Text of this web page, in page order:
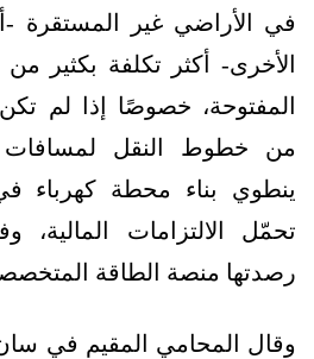
في الأراضي غير المستقرة -
الأخرى- أكثر تكلفة بكثير
المفتوحة، خصوصًا إذا لم
من خطوط النقل لمسافات
ينطوي بناء محطة
تحمّل الالتزامات المالية،
رصدتها منصة الطاقة
وقال المحامي المقيم في